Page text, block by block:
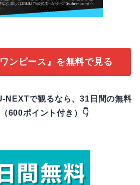
ンピース』を無料で見る
NEXTで観るなら、31日間の無料
600ポイント付き）👇